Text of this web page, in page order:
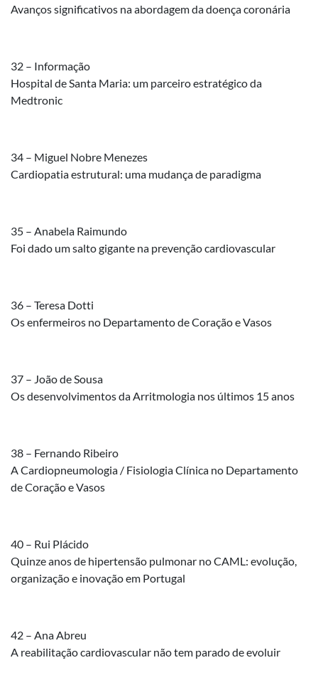
Avanços significativos na abordagem da doença coronária
32 – Informação
Hospital de Santa Maria: um parceiro estratégico da
Medtronic
34 – Miguel Nobre Menezes
Cardiopatia estrutural: uma mudança de paradigma
35 – Anabela Raimundo
Foi dado um salto gigante na prevenção cardiovascular
36 – Teresa Dotti
Os enfermeiros no Departamento de Coração e Vasos
37 – João de Sousa
Os desenvolvimentos da Arritmologia nos últimos 15 anos
38 – Fernando Ribeiro
A Cardiopneumologia / Fisiologia Clínica no Departamento
de Coração e Vasos
40 – Rui Plácido
Quinze anos de hipertensão pulmonar no CAML: evolução,
organização e inovação em Portugal
42 – Ana Abreu
A reabilitação cardiovascular não tem parado de evoluir